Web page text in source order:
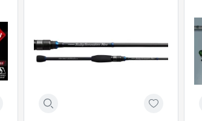
și extrem de eficient atunci când
pescuitul la răpitori
completă de produse dedicate:
– recuperare fluidă și control precis